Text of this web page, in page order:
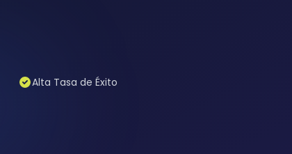
Alta Tasa de Éxito